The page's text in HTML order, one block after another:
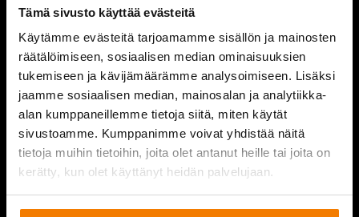
Tämä sivusto käyttää evästeitä
Käytämme evästeitä tarjoamamme sisällön ja mainosten
räätälöimiseen, sosiaalisen median ominaisuuksien
tukemiseen ja kävijämäärämme analysoimiseen. Lisäksi
jaamme sosiaalisen median, mainosalan ja analytiikka-
alan kumppaneillemme tietoja siitä, miten käytät
sivustoamme. Kumppanimme voivat yhdistää näitä
tietoja muihin tietoihin, joita olet antanut heille tai joita on
kerätty, kun olet käyttänyt heidän palvelujaan.
YHTEYSTIEDOT
PURKUPIHA